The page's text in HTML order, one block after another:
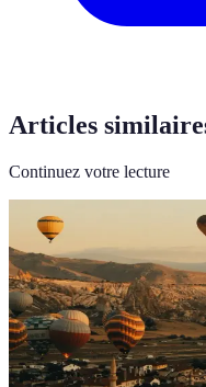
Articles
Continuez votre lecture